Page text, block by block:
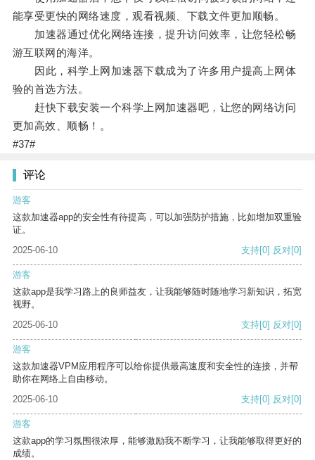
能享受更快的网络速度，观看视频、下载文件更加顺畅。
加速器通过优化网络连接，提升访问效率，让您轻松畅
游互联网的海洋。
因此，科学上网加速器下载成为了许多用户提高上网体
验的首选方法。
赶快下载安装一个科学上网加速器吧，让您的网络访问
更加高效、顺畅！。
#37#
评论
游客
这款加速器app的安全性有待提高，可以加强防护措施，比如增加双重验
证。
2025-06-10
支持[0] 反对[0]
游客
这款app是我学习路上的良师益友，让我能够随时随地学习新知识，拓宽
视野。
2025-06-10
支持[0] 反对[0]
游客
这款加速器VPM应用程序可以给你提供最高速度和安全性的连接，并帮
助你在网络上自由移动。
2025-06-10
支持[0] 反对[0]
游客
这款app的学习氛围很浓厚，能够激励我不断学习，让我能够取得更好的
成绩。